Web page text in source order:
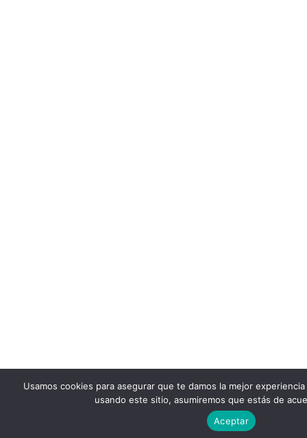
Usamos cookies para asegurar que te damos la mejor
usando este sitio, asumiremos que estás de
Aceptar